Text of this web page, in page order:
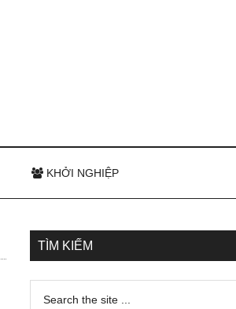
KHỞI NGHIỆP
TÌM KIẾM